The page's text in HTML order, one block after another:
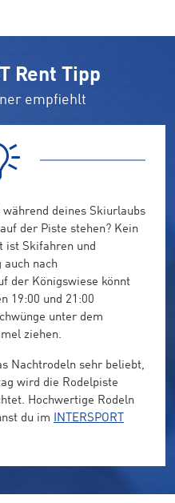
Rent Tipp
empfiehlt
deines Skiurlaubs
der Piste stehen? Kein
ist Skifahren und
auch nach
der Königswiese könnt
19:00 und 21:00
unter dem
ziehen.
Nachtrodeln sehr beliebt,
wird die Rodelpiste
Hochwertige Rodeln
du im INTERSPORT